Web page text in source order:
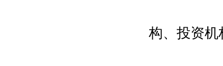
构、投资机